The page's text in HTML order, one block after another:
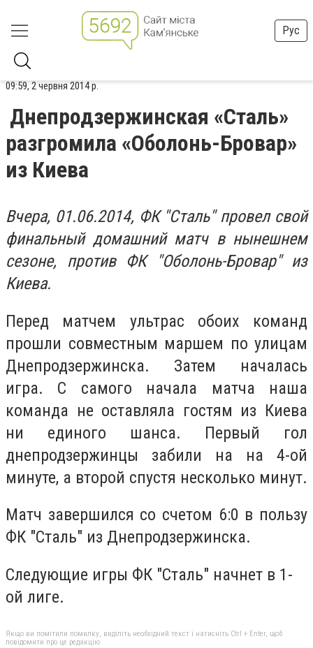
Рус
09:59, 2 червня 2014 р.
Днепродзержинская «Сталь»
разгромила «Оболонь-Бровар»
из Киева
Вчера, 01.06.2014, ФК "Сталь" провел свой
финальный домашний матч в нынешнем
сезоне, против ФК "Оболонь-Бровар" из
Киева.
Перед матчем ультрас обоих команд
прошли совместным маршем по улицам
Днепродзержинска. Затем началась
игра. С самого начала матча наша
команда не оставляла гостям из Киева
ни единого шанса. Первый гол
днепродзержинцы забили на на 4-ой
минуте, а второй спустя несколько минут.
Матч завершился со счетом 6:0 в пользу
ФК "Сталь" из Днепродзержинска.
Следующие игры ФК "Сталь" начнет в 1-
ой лиге.
Якщо ви помітили помилку, виділіть необхідний текст і натисніть Ctrl + Enter, щоб
повідомити про це редакцію